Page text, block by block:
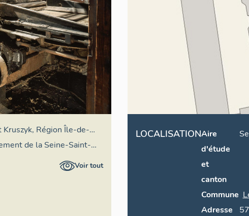
Kruszyk, Région Île-de-
de la Seine-Saint-
Voir tout
LOCALISATIONAire
d'étude
et
canton
Commune
Adresse
57